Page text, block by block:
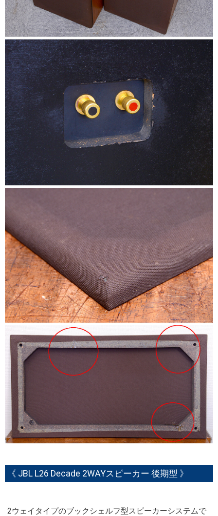
《 JBL L26 Decade 2WAYスピーカー 後期型 》
2ウェイタイプのブックシェルフ型スピーカーシステムで